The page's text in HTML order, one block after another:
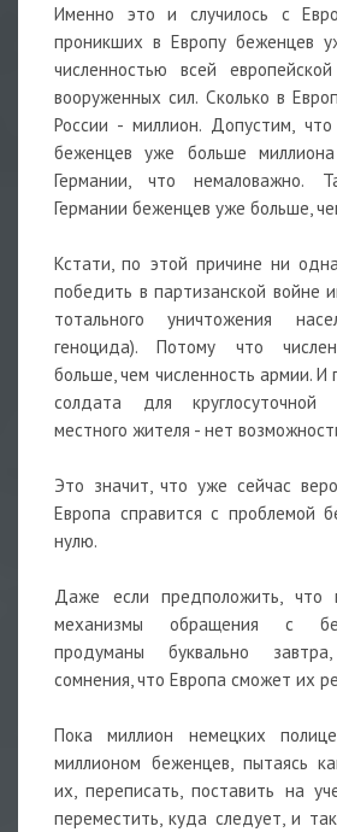
Именно это и случилось с
проникших в Европу беженцев
численностью всей
вооруженных сил. Сколько в
России - миллион. Допустим,
беженцев уже больше
Германии, что немаловажно.
Германии беженцев уже больше,
Кстати, по этой причине ни
победить в партизанской войне
тотального уничтожения
геноцида). Потому что
больше, чем численность армии. И
солдата для круглосуточной
местного жителя - нет
Это значит, что уже сейчас
Европа справится с проблемой
нулю.
Даже если предположить, что
механизмы обращения с
продуманы буквально
сомнения, что Европа сможет их
Пока миллион немецких
миллионом беженцев, пытаясь
их, переписать, поставить на
переместить, куда следует, и